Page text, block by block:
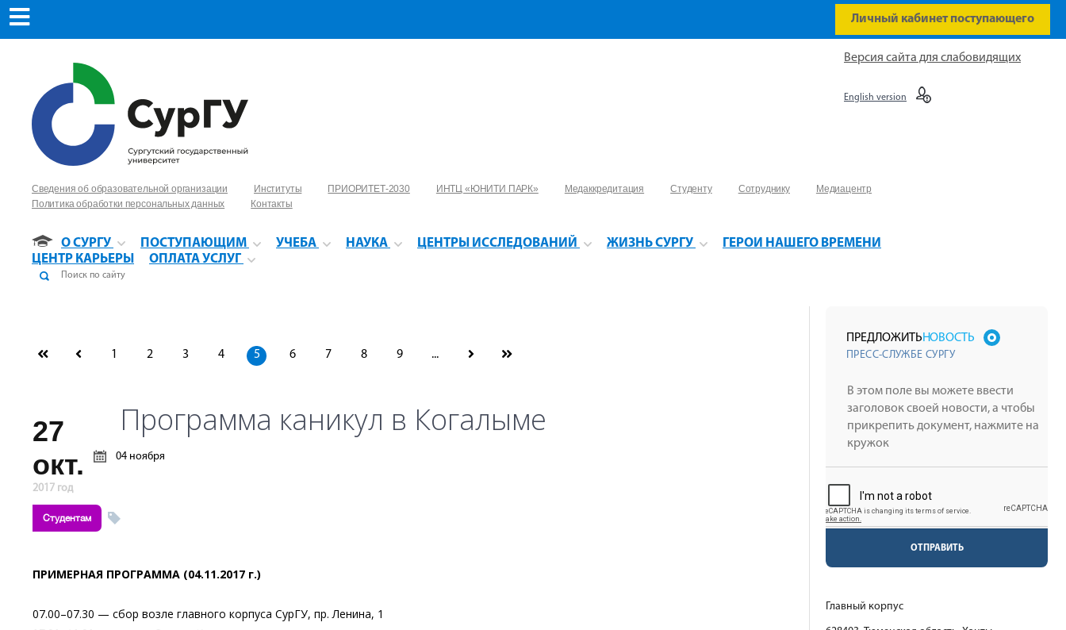
Личный кабинет поступающего
Сведения об образовательной организации Институты ПРИОРИТЕТ-2030 ИНТЦ «ЮНИТИ ПАРК» Медаккредитация Студенту Сотруднику
Медиацентр
Политика обработки персональных данных
Контакты
О СУРГУ ПОСТУПАЮЩИМ УЧЕБА НАУКА ЦЕНТРЫ ИССЛЕДОВАНИЙ ЖИЗНЬ СУРГУ
ГЕРОИ НАШЕГО ВРЕМЕНИ
ЦЕНТР КАРЬЕРЫ
ОПЛАТА УСЛУГ
Версия сайта для слабовидящих
English version
1 2 3 4 5 6 7 8 9 ...
27
окт.
2017 год
Программа каникул в Когалыме
04 ноября
Студентам
ПРИМЕРНАЯ ПРОГРАММА (04.11.2017 г.)
07.00–07.30 — сбор возле главного корпуса СурГУ, пр. Ленина, 1
ПРЕДЛОЖИТЬНОВОСТЬ
ПРЕСС-СЛУЖБЕ СУРГУ
ОТПРАВИТЬ
Главный корпус